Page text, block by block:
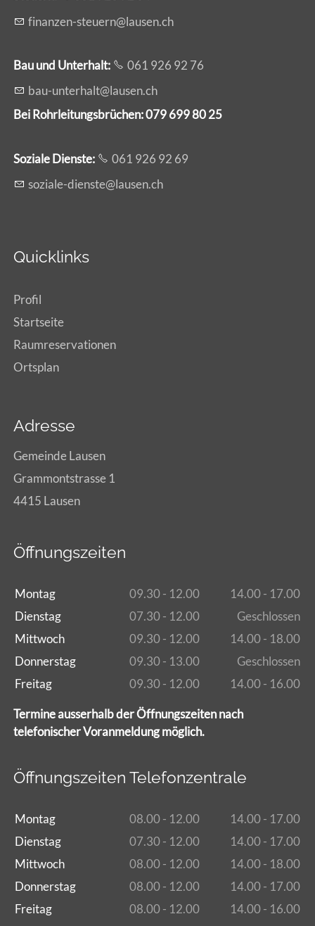
f n nz n-st rn l s nch
Bau und Unterhalt:
061 926 92 76
b
- nt rh lt l s nch
Bei Rohrleitungsbrüchen: 079 699 80 25
Soziale Dienste:
061 926 92 69
s z l -d nst l s nch
Quicklinks
Profil
Startseite
Raumreservationen
Ortsplan
Adresse
Gemeinde Lausen
Grammontstrasse 1
4415 Lausen
Öffnungszeiten
Montag 09.30 - 12.00
14.00 - 17.00
Dienstag
07.30 - 12.00
Geschlossen
Mittwoch
09.30 - 12.00
14.00 - 18.00
Donnerstag
09.30 - 13.00
Geschlossen
Freitag
09.30 - 12.00 14.00 - 16.00
Termine ausserhalb der Öffnungszeiten nach
telefonischer Voranmeldung möglich.
Öffnungszeiten Telefonzentrale
Montag 08.00 - 12.00
14.00 - 17.00
Dienstag
07.30 - 12.00
14.00 - 17.00
Mittwoch
08.00 - 12.00
14.00 - 18.00
Donnerstag
08.00 - 12.00
14.00 - 17.00
Freitag
08.00 - 12.00 14.00 - 16.00